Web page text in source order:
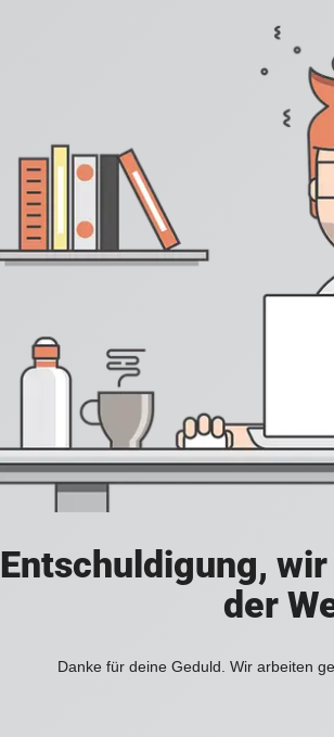
Entschuldigung,
der
Danke für deine Geduld. Wir arbeiten